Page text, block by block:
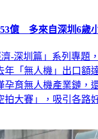
億 多來自深圳6歲
-深圳篇」系列專題
年「無人機」出口額
孕育無人機產業鏈，
拍大賽」，吸引各路